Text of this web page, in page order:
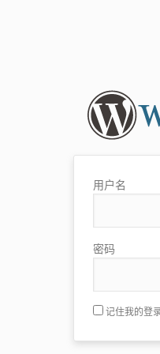
用户名
密码
记住我的登